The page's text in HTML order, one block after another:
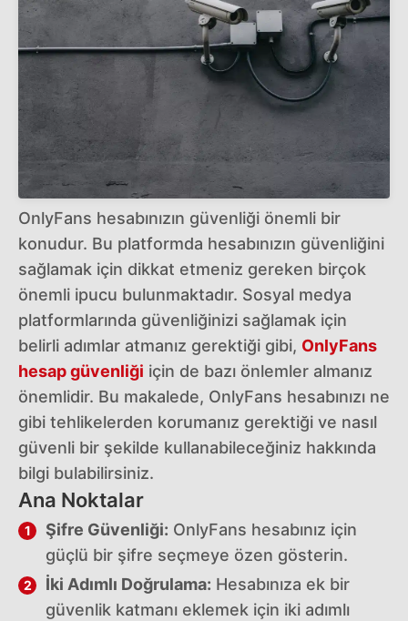
OnlyFans hesabınızın güvenliği önemli bir
konudur. Bu platformda hesabınızın güvenliğini
sağlamak için dikkat etmeniz gereken birçok
önemli ipucu bulunmaktadır. Sosyal medya
platformlarında güvenliğinizi sağlamak için
belirli adımlar atmanız gerektiği gibi, OnlyFans
hesap güvenliği için de bazı önlemler almanız
önemlidir. Bu makalede, OnlyFans hesabınızı ne
gibi tehlikelerden korumanız gerektiği ve nasıl
güvenli bir şekilde kullanabileceğiniz hakkında
bilgi bulabilirsiniz.
Ana Noktalar
Şifre Güvenliği: OnlyFans hesabınız için
güçlü bir şifre seçmeye özen gösterin.
İki Adımlı Doğrulama: Hesabınıza ek bir
güvenlik katmanı eklemek için iki adımlı